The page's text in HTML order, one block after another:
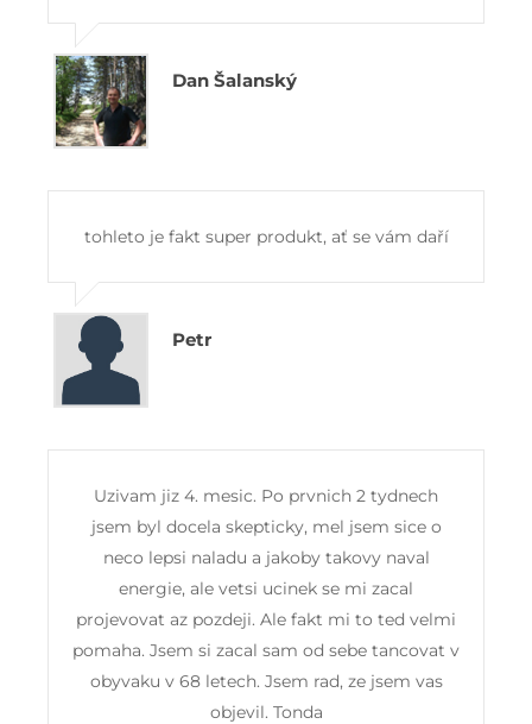
Dan Šalanský
tohleto je fakt super produkt, ať se vám daří
Petr
Uzivam jiz 4. mesic. Po prvnich 2 tydnech
jsem byl docela skepticky, mel jsem sice o
neco lepsi naladu a jakoby takovy naval
energie, ale vetsi ucinek se mi zacal
projevovat az pozdeji. Ale fakt mi to ted velmi
pomaha. Jsem si zacal sam od sebe tancovat v
obyvaku v 68 letech. Jsem rad, ze jsem vas
objevil. Tonda